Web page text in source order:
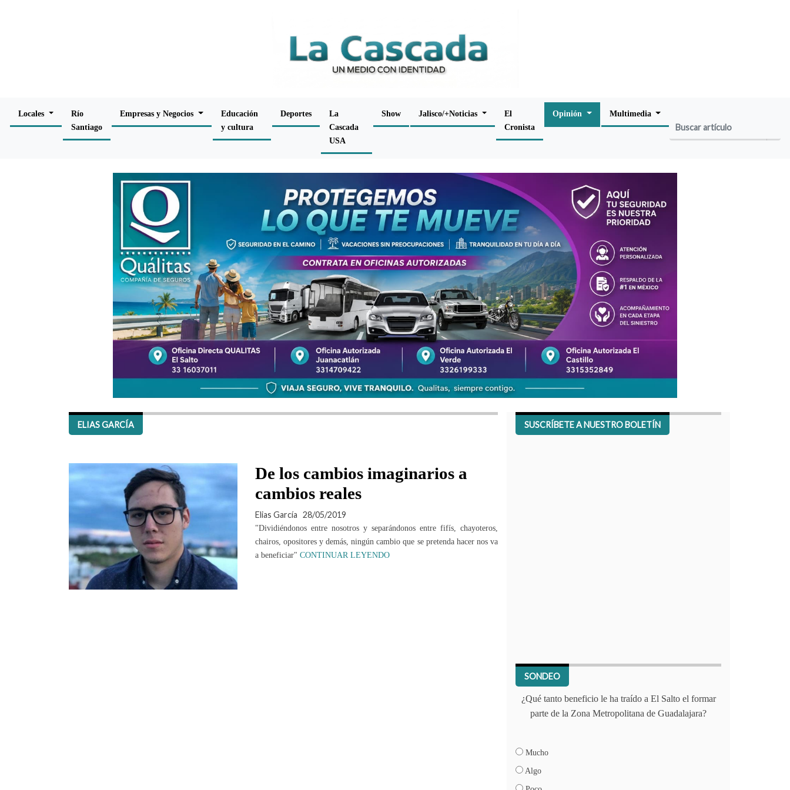
Locales
Río
Santiago
Empresas y Negocios
Educación
y cultura
Deportes
La
Cascada
USA
Show Jalisco/+Noticias
El
Cronista
Opinión Multimedia
ELIAS GARCÍA
De los cambios imaginarios a
cambios reales
Elias García 28/05/2019
"Dividiéndonos entre nosotros y separándonos entre fifís, chayoteros,
chairos, opositores y demás, ningún cambio que se pretenda hacer nos va
a beneficiar" CONTINUAR LEYENDO
SUSCRÍBETE A NUESTRO BOLETÍN
SONDEO
¿Qué tanto beneficio le ha traído a El Salto el formar
parte de la Zona Metropolitana de Guadalajara?
Mucho
Algo